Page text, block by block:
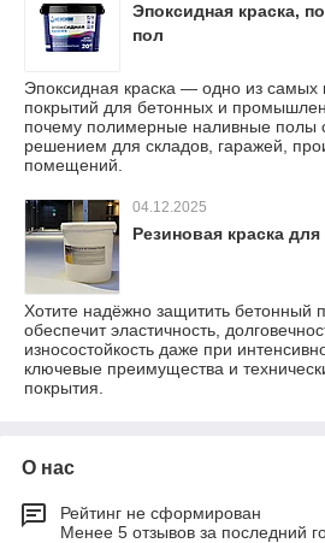
Эпоксидная краска,
пол
Эпоксидная краска — одно из самых
покрытий для бетонных и
почему полимерные наливные полы
решением для складов, гаражей,
помещений.
04.12.2025
Резиновая краска
Хотите надёжно защитить бетонный
обеспечит эластичность,
износостойкость даже при
ключевые преимущества и
покрытия.
О нас
Рейтинг не сформирован
Менее 5 отзывов за последний